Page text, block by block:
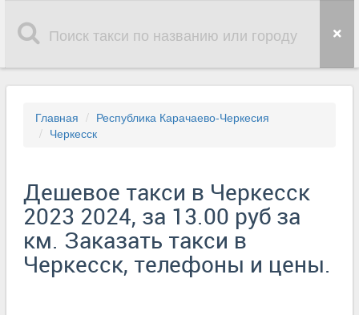
Главная
Республика Карачаево-Черкесия
Черкесск
Дешевое такси в Черкесск
2023 2024, за 13.00 руб за
км. Заказать такси в
Черкесск, телефоны и цены.